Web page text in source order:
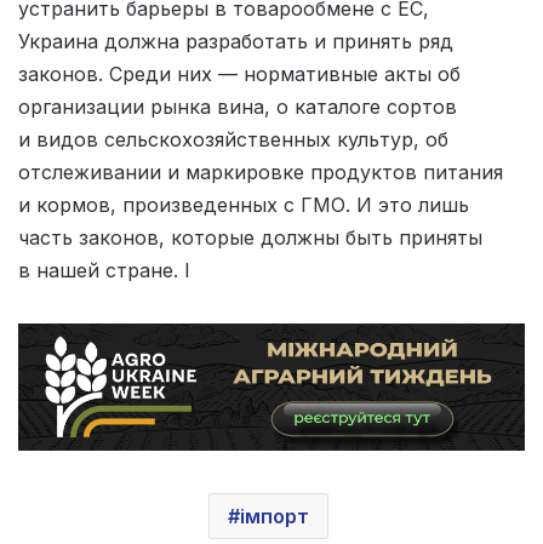
устранить барьеры в товарообмене с ЕС,
Украина должна разработать и принять ряд
законов. Среди них — нормативные акты об
организации рынка вина, о каталоге сортов
и видов сельско­хозяйственных культур, об
отслеживании и маркировке продуктов питания
и кормов, произведенных с ГМО. И это лишь
часть законов, которые должны быть приняты
в нашей стране. l
імпорт